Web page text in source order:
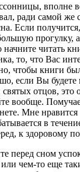
вполне
ради самой же
Если
прогулку,
начните читать
то, что Вас
чтобы книги
если Вы будете
отцов, это
вообще.
Мне нравится
в
к здоровому
перед сном
чем-то еще